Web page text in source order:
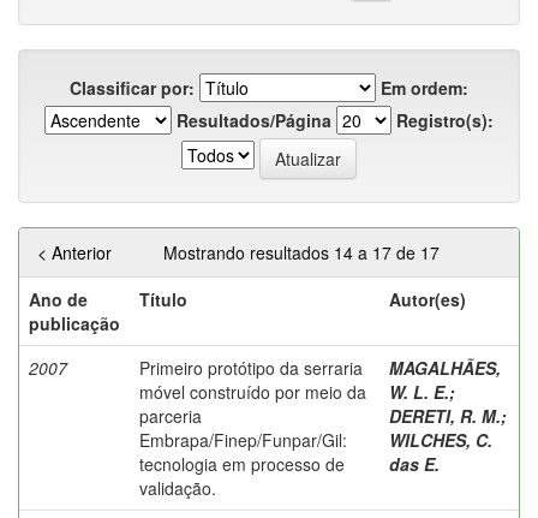
Classificar por:
Em ordem:
Resultados/Página
Registro(s):
Mostrando resultados 14 a 17 de 17
< Anterior
Ano de
publicação
Título Autor(es)
2007
Primeiro protótipo da serraria
móvel construído por meio da
parceria
Embrapa/Finep/Funpar/Gil:
tecnologia em processo de
validação.
MAGALHÃES,
W. L. E.;
DERETI, R. M.;
WILCHES, C.
das E.